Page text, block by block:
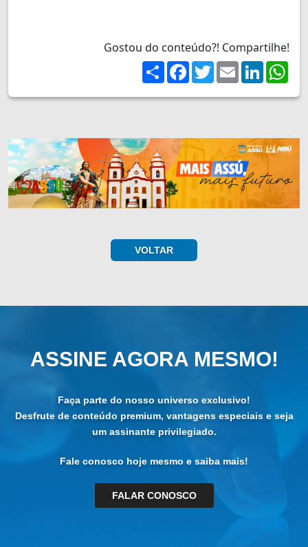
Gostou do conteúdo?! Compartilhe!
ShareFacebook
TwitterEmailLinkedIn
VOLTAR
ASSINE AGORA MESMO!
Faça parte do nosso universo exclusivo!
Desfrute de conteúdo premium, vantagens especiais e seja
um assinante privilegiado.
Fale conosco hoje mesmo e saiba mais!
FALAR CONOSCO